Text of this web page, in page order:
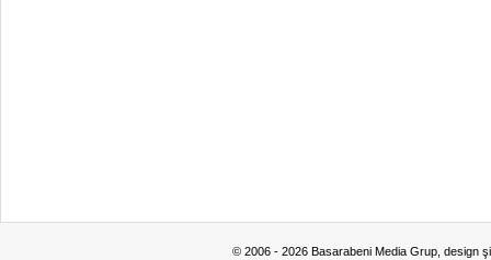
© 2006 - 2026 Basarabeni Media Grup, design